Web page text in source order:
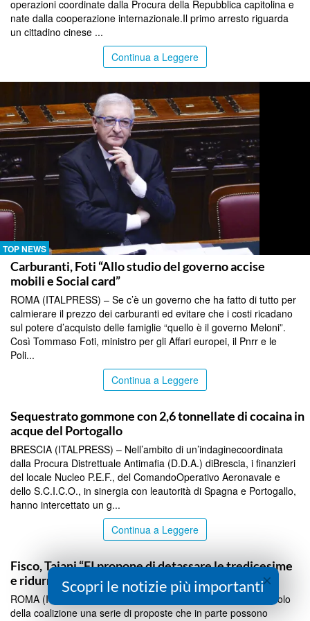
operazioni coordinate dalla Procura della Repubblica capitolina e
nate dalla cooperazione internazionale.Il primo arresto riguarda
un cittadino cinese ...
Continua a Leggere
TOP NEWS
Carburanti, Foti “Allo studio del governo accise
mobili e Social card”
ROMA (ITALPRESS) – Se c’è un governo che ha fatto di tutto per
calmierare il prezzo dei carburanti ed evitare che i costi ricadano
sul potere d’acquisto delle famiglie “quello è il governo Meloni”.
Così Tommaso Foti, ministro per gli Affari europei, il Pnrr e le
Poli...
Continua a Leggere
Sequestrato gommone con 2,6 tonnellate di cocaina in
acque del Portogallo
BRESCIA (ITALPRESS) – Nell’ambito di un’indaginecoordinata
dalla Procura Distrettuale Antimafia (D.D.A.) diBrescia, i finanzieri
del locale Nucleo P.E.F., del ComandoOperativo Aeronavale e
dello S.C.I.C.O., in sinergia con leautorità di Spagna e Portogallo,
hanno intercettato un g...
Continua a Leggere
Fisco, Tajani “FI propone di detassare le tredicesime
e ridurre il bollo auto”
ROMA (ITALPRESS) – “Stiamo lavorando per mettere sul tavolo
della coalizione una serie di proposte che in parte possono
×
Scopri le notizie più importanti